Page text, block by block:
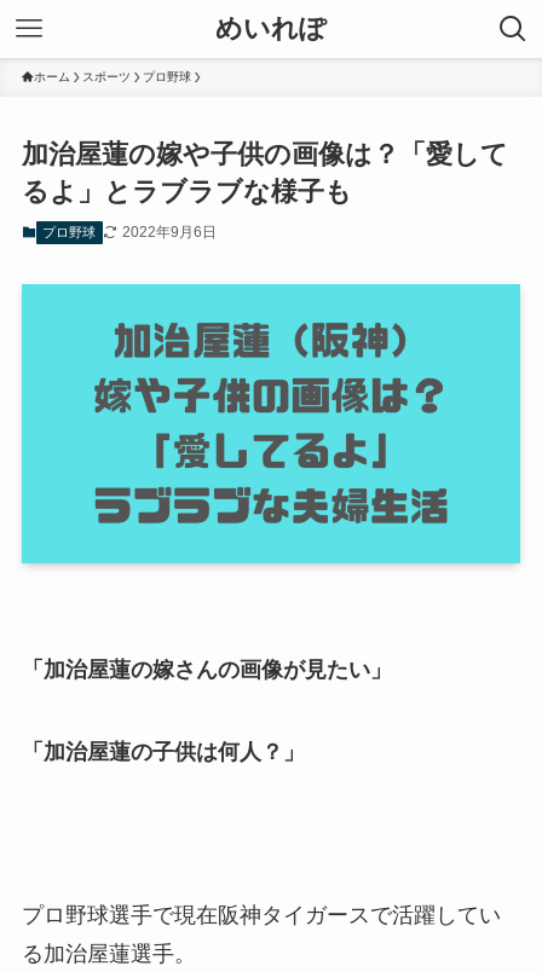
めいれぽ
ホーム スポーツ プロ野球
加治屋蓮の嫁や子供の画像は？「愛して
るよ」とラブラブな様子も
プロ野球 2022年9月6日
「加治屋蓮の嫁さんの画像が見たい」
「加治屋蓮の子供は何人？」
プロ野球選手で現在阪神タイガースで活躍してい
る加治屋蓮選手。